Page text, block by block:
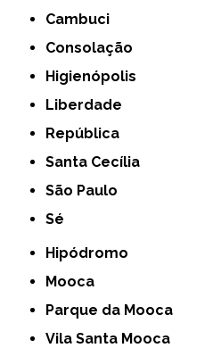
Cambuci
Consolação
Higienópolis
Liberdade
República
Santa Cecília
São Paulo
Sé
Hipódromo
Mooca
Parque da Mooca
Vila Santa Mooca